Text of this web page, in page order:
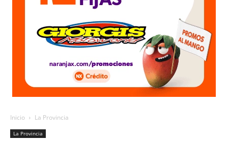
Inicio La Provincia
La Provincia